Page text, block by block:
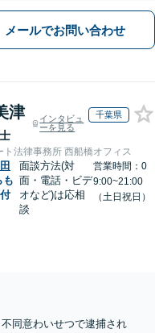
メールでお問い合わせ
津
インタビュ
ーを見る
千葉県
ト法律事務所 西船橋オフィス
も
面談方法(対
面・電話・ビデ
オなど)は応相
談
営業時間：0
9:00~21:00
（土日祝日）
同意わいせつで逮捕され